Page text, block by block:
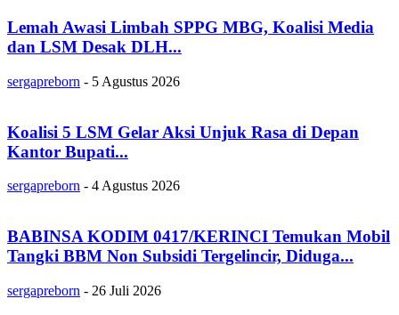
Lemah Awasi Limbah SPPG MBG, Koalisi Media
dan LSM Desak DLH...
sergapreborn - 5 Agustus 2026
Koalisi 5 LSM Gelar Aksi Unjuk Rasa di Depan
Kantor Bupati...
sergapreborn - 4 Agustus 2026
BABINSA KODIM 0417/KERINCI Temukan Mobil
Tangki BBM Non Subsidi Tergelincir, Diduga...
sergapreborn - 26 Juli 2026